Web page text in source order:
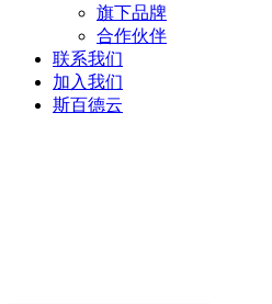
旗下品牌
合作伙伴
联系我们
加入我们
斯百德云